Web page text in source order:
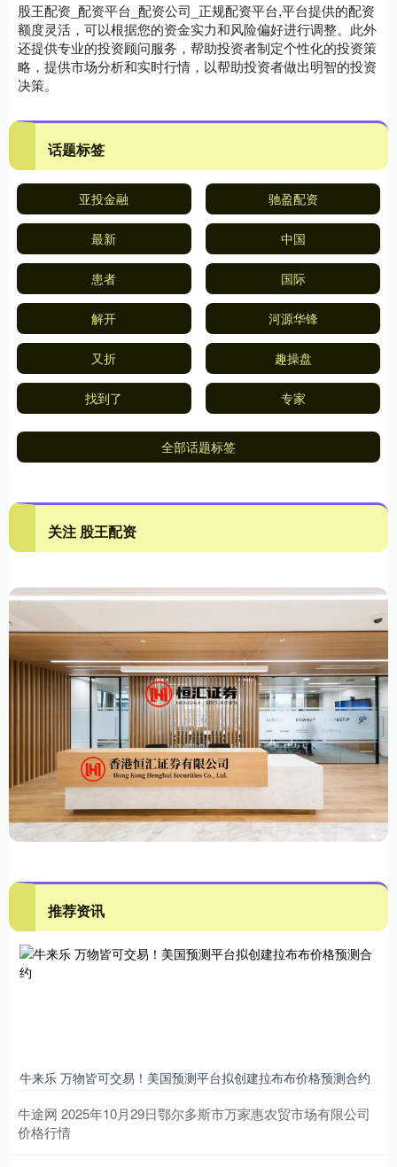
股王配资_配资平台_配资公司_正规配资平台,平台提供的配资
额度灵活，可以根据您的资金实力和风险偏好进行调整。此外
还提供专业的投资顾问服务，帮助投资者制定个性化的投资策
略，提供市场分析和实时行情，以帮助投资者做出明智的投资
决策。
话题标签
亚投金融 驰盈配资
最新 中国
患者 国际
解开 河源华锋
又折 趣操盘
找到了 专家
全部话题标签
关注 股王配资
推荐资讯
牛来乐 万物皆可交易！美国预测平台拟创建拉布布价格预测合约
牛途网 2025年10月29日鄂尔多斯市万家惠农贸市场有限公司
价格行情